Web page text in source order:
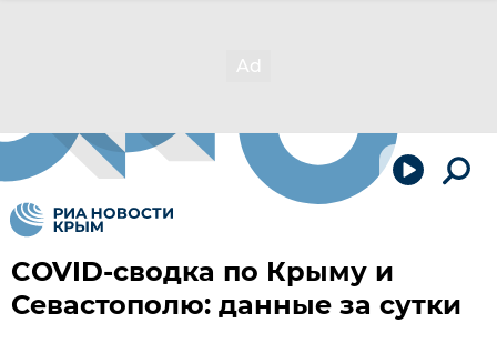
COVID-сводка по Крыму и
Севастополю: данные за сутки